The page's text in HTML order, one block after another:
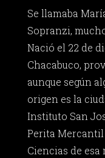
Se llamaba
Sopranzi,
Nació el 22 de
Chacabuco,
aunque según
origen es la
Instituto San
Perita
Ciencias de esa